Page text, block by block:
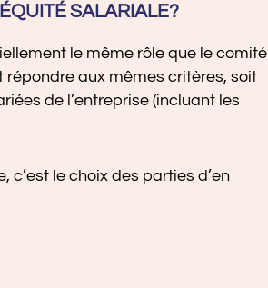
SALARIALE?
le même rôle que le comité
répondre aux mêmes critères, soit
de l’entreprise (incluant les
c’est le choix des parties d’en